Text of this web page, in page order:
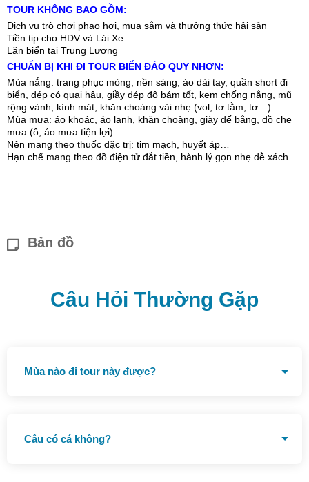
TOUR KHÔNG BAO GỒM:
Dịch vụ trò chơi phao hơi, mua sắm và thưởng thức hải sản
Tiền tip cho HDV và Lái Xe
Lặn biển tại Trung Lương
CHUẨN BỊ KHI ĐI TOUR BIỂN ĐẢO QUY NHƠN:
Mùa nắng: trang phục mỏng, nền sáng, áo dài tay, quần short đi
biển, dép có quai hậu, giầy dép độ bám tốt, kem chống nắng, mũ
rộng vành, kính mát, khăn choàng vải nhẹ (vol, tơ tằm, tơ…)
Mùa mưa: áo khoác, áo lạnh, khăn choàng, giày đế bằng, đồ che
mưa (ô, áo mưa tiện lợi)…
Nên mang theo thuốc đặc trị: tim mạch, huyết áp…
Hạn chế mang theo đồ điện tử đắt tiền, hành lý gọn nhẹ dễ xách
Bản đồ
Câu Hỏi Thường Gặp
Mùa nào đi tour này được?
Câu có cá không?